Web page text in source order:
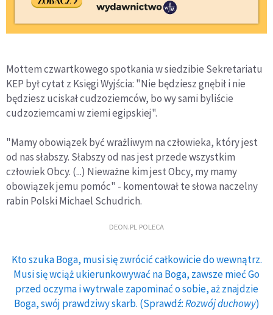
Mottem czwartkowego spotkania w siedzibie Sekretariatu
KEP był cytat z Księgi Wyjścia: "Nie będziesz gnębił i nie
będziesz uciskał cudzoziemców, bo wy sami byliście
cudzoziemcami w ziemi egipskiej".
"Mamy obowiązek być wrażliwym na człowieka, który jest
od nas słabszy. Słabszy od nas jest przede wszystkim
człowiek Obcy. (...) Nieważne kim jest Obcy, my mamy
obowiązek jemu pomóc" - komentował te słowa naczelny
rabin Polski Michael Schudrich.
DEON.PL POLECA
Kto szuka Boga, musi się zwrócić całkowicie do wewnątrz.
Musi się wciąż ukierunkowywać na Boga, zawsze mieć Go
przed oczyma i wytrwale zapominać o sobie, aż znajdzie
Boga, swój prawdziwy skarb. (Sprawdź:Rozwój duchowy)